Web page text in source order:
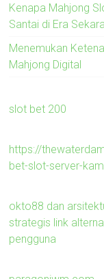
Kenapa Mahjong
Santai di Era
Menemukan
Mahjong Digital
slot bet 200
https://
bet-slot-server-
okto88 dan
strategis link
pengguna